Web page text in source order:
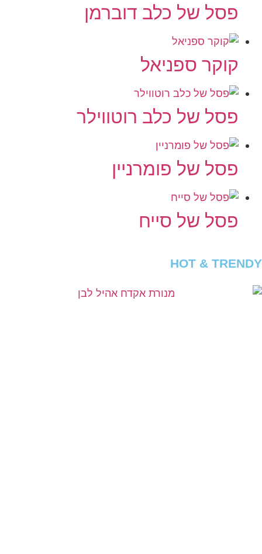
פסל של כלב דוברמן
קוקר ספניאל
פסל של כלב רוטווילר
פסל של פומרניין
פסל של סייח
HOT & TRENDY